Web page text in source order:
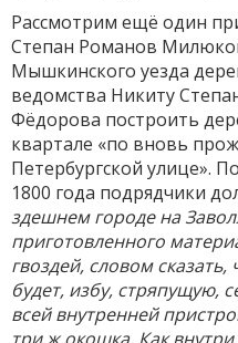
Рассмотрим ещё один
Степан Романов
Мышкинского уезда
ведомства Никиту
Фёдорова построить
квартале «по вновь
Петербургской улице».
1800 года подрядчики
здешнем городе на
приготовленного
гвоздей, словом
будет, избу, стряпущую,
всей внутренней